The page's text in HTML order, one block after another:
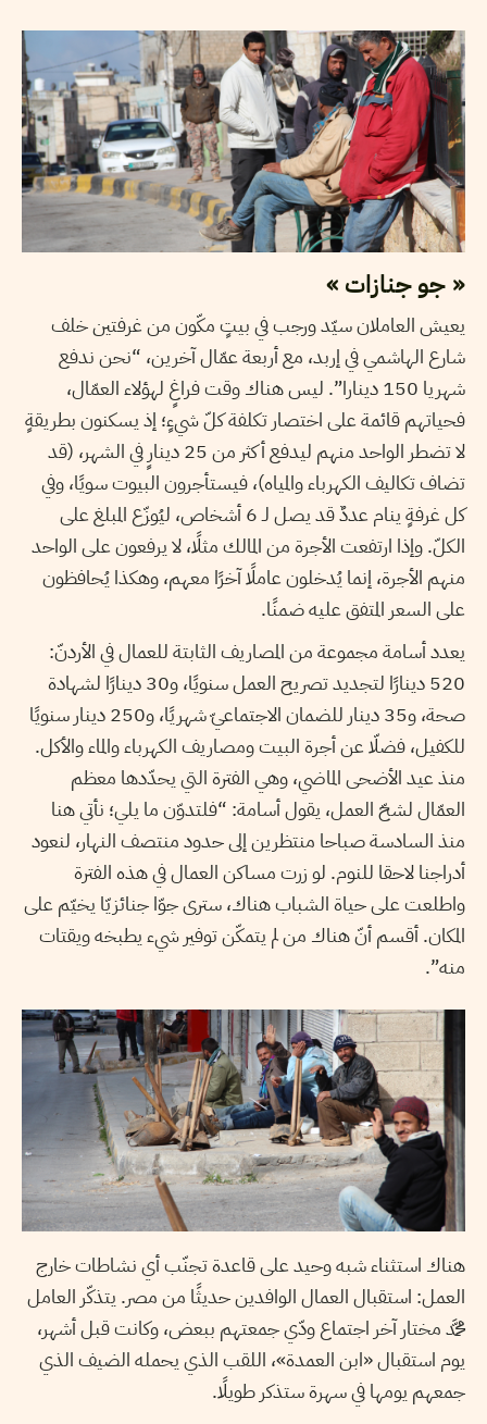
« جو جنازات »
يعيش العاملان سيّد ورجب في بيتٍ مكّون من غرفتين خلف
شارع الهاشمي في إربد، مع أربعة عمّال آخرين، “نحن ندفع
شهريا 150 دينارا”. ليس هناك وقت فراغٍ لهؤلاء العمّال،
فحياتهم قائمة على اختصار تكلفة كلّ شيءٍ؛ إذ يسكنون بطريقةٍ
لا تضطر الواحد منهم ليدفع أكثر من 25 دينارٍ في الشهر، (قد
تضاف تكاليف الكهرباء والمياه)، فيستأجرون البيوت سويًا، وفي
كل غرفةٍ ينام عددٌ قد يصل لـ 6 أشخاص، ليُوزّع المبلغ على
الكلّ. وإذا ارتفعت الأجرة من المالك مثلًا، لا يرفعون على الواحد
منهم الأجرة، إنما يُدخلون عاملًا آخرًا معهم، وهكذا يُحافظون
على السعر المتفق عليه ضمنًا.
يعدد أسامة مجموعة من المصاريف الثابتة للعمال في الأردنّ:
520 دينارًا لتجديد تصريح العمل سنويًا، و30 دينارًا لشهادة
صحة، و35 دينار للضمان الاجتماعيّ شهريًا، و250 دينار سنويًا
للكفيل، فضلّا عن أجرة البيت ومصاريف الكهرباء والماء والأكل.
منذ عيد الأضحى الماضي، وهي الفترة التي يحدّدها معظم
العمّال لشحّ العمل، يقول أسامة: “فلتدوّن ما يلي؛ نأتي هنا
منذ السادسة صباحا منتظرين إلى حدود منتصف النهار، لنعود
أدراجنا لاحقا للنوم. لو زرت مساكن العمال في هذه الفترة
واطلعت على حياة الشباب هناك، سترى جوّا جنائزيّا يخيّم على
المكان. أقسم أنّ هناك من لم يتمكّن توفير شيء يطبخه ويقتات
منه”.
هناك استثناء شبه وحيد على قاعدة تجنّب أي نشاطات خارج
العمل: استقبال العمال الوافدين حديثًا من مصر. يتذكّر العامل
محمَّد مختار آخر اجتماع ودّي جمعتهم ببعض، وكانت قبل أشهر،
يوم استقبال «ابن العمدة»، اللقب الذي يحمله الضيف الذي
جمعهم يومها في سهرة ستذكر طويلًا.